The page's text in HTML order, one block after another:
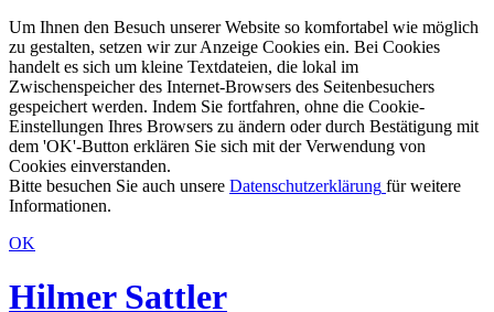
Um Ihnen den Besuch unserer Website so komfortabel wie möglich
zu gestalten, setzen wir zur Anzeige Cookies ein. Bei Cookies
handelt es sich um kleine Textdateien, die lokal im
Zwischenspeicher des Internet-Browsers des Seitenbesuchers
gespeichert werden. Indem Sie fortfahren, ohne die Cookie-
Einstellungen Ihres Browsers zu ändern oder durch Bestätigung mit
dem 'OK'-Button erklären Sie sich mit der Verwendung von
Cookies einverstanden.
Bitte besuchen Sie auch unsere Datenschutzerklärung für weitere
Informationen.
OK
Hilmer Sattler